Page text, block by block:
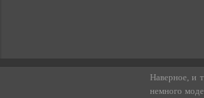
Наверное, и
немного